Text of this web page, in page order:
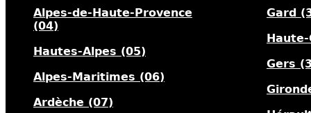
Alpes-de-Haute-Provence
(04)
Hautes-Alpes (05)
Alpes-Maritimes (06)
Ardèche (07)
Gard
Gers